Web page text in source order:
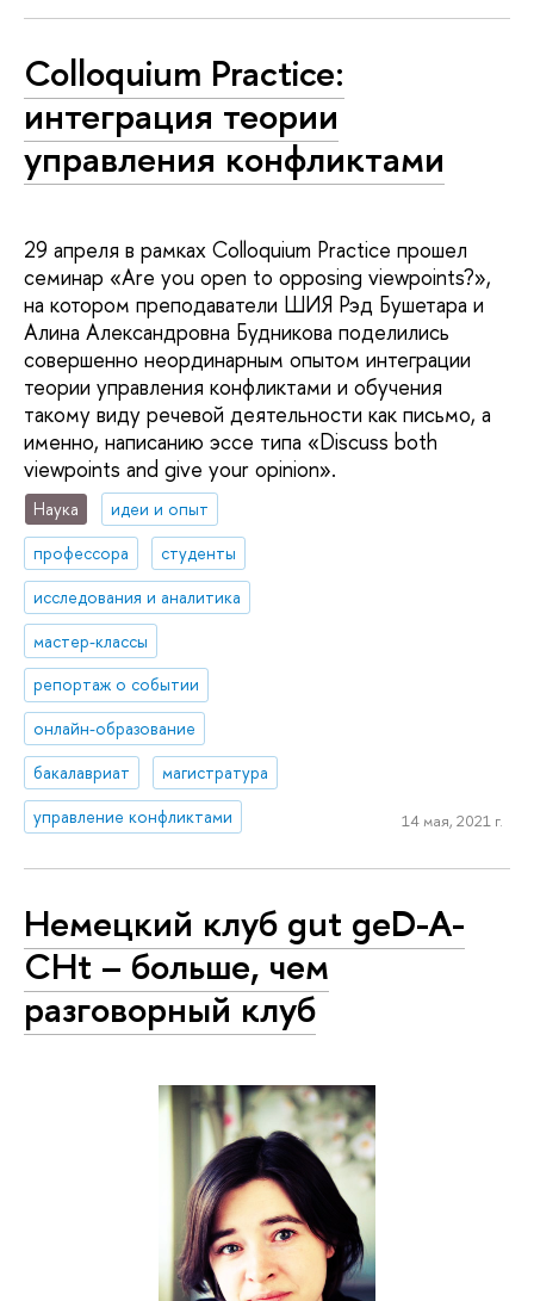
Colloquium Practice:
интеграция теории
управления конфликтами
29 апреля в рамках Colloquium Practice прошел
семинар «Are you open to opposing viewpoints?»,
на котором преподаватели ШИЯ Рэд Бушетара и
Алина Александровна Будникова поделились
совершенно неординарным опытом интеграции
теории управления конфликтами и обучения
такому виду речевой деятельности как письмо, а
именно, написанию эссе типа «Discuss both
viewpoints and give your opinion».
Наука
идеи и опыт
профессора
студенты
исследования и аналитика
мастер-классы
репортаж о событии
онлайн-образование
бакалавриат
магистратура
управление конфликтами
14 мая, 2021 г.
Немецкий клуб gut geD-A-
CHt – больше, чем
разговорный клуб